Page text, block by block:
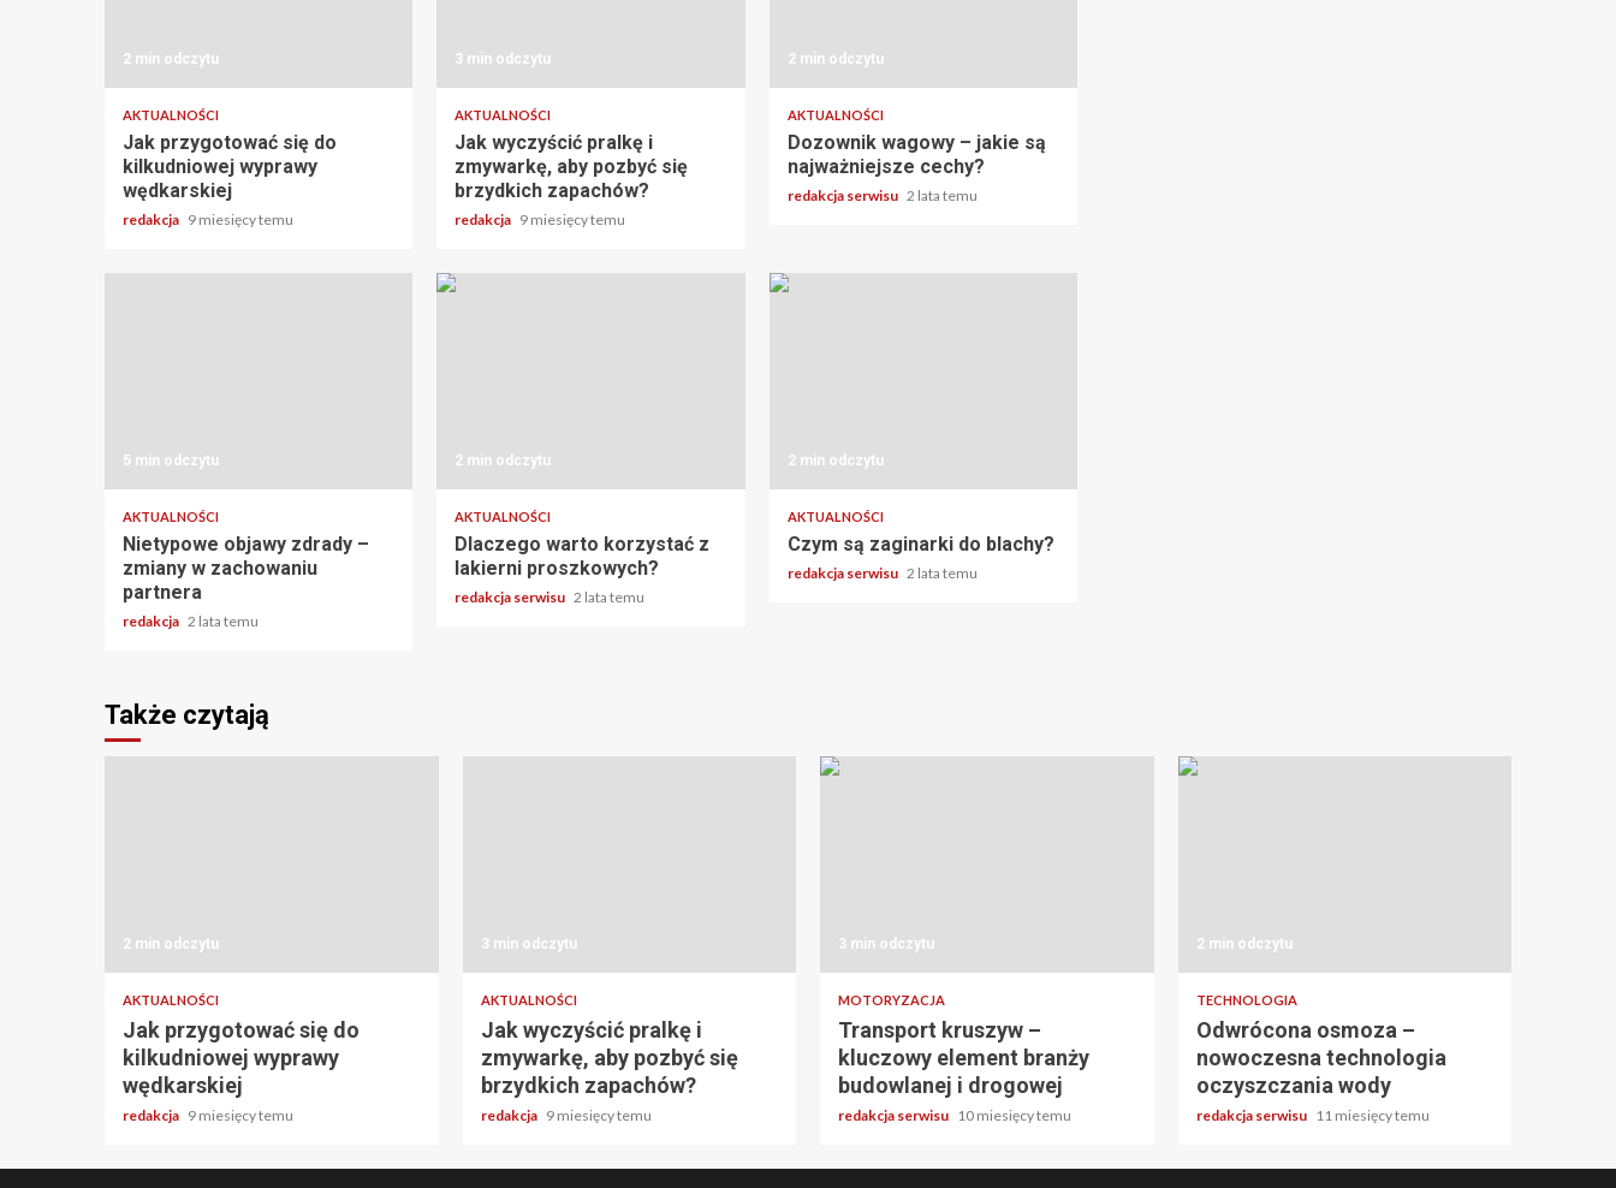
2 min odczytu
AKTUALNOŚCI
Jak przygotować się do
kilkudniowej wyprawy
wędkarskiej
redakcja 9 miesięcy temu
3 min odczytu
AKTUALNOŚCI
Jak wyczyścić pralkę i
zmywarkę, aby pozbyć się
brzydkich zapachów?
redakcja 9 miesięcy temu
2 min odczytu
AKTUALNOŚCI
Dozownik wagowy – jakie są
najważniejsze cechy?
redakcja serwisu 2 lata temu
5 min odczytu
AKTUALNOŚCI
Nietypowe objawy zdrady –
zmiany w zachowaniu
partnera
redakcja 2 lata temu
2 min odczytu
AKTUALNOŚCI
Dlaczego warto korzystać z
lakierni proszkowych?
redakcja serwisu 2 lata temu
2 min odczytu
AKTUALNOŚCI
Czym są zaginarki do blachy?
redakcja serwisu 2 lata temu
Także czytają
2 min odczytu
AKTUALNOŚCI
Jak przygotować się do
kilkudniowej wyprawy
wędkarskiej
redakcja 9 miesięcy temu
3 min odczytu
AKTUALNOŚCI
Jak wyczyścić pralkę i
zmywarkę, aby pozbyć się
brzydkich zapachów?
redakcja 9 miesięcy temu
3 min odczytu
MOTORYZACJA
Transport kruszyw –
kluczowy element branży
budowlanej i drogowej
redakcja serwisu 10 miesięcy temu
2 min odczytu
TECHNOLOGIA
Odwrócona osmoza –
nowoczesna technologia
oczyszczania wody
redakcja serwisu 11 miesięcy temu